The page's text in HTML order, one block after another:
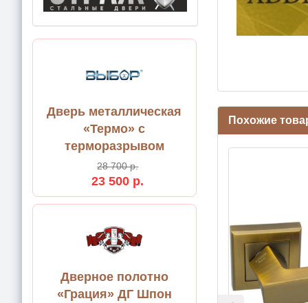
Дверь металлическая
«Термо» с
терморазрывом
28 700 р.
23 500 р.
Дверное полотно
«Грация» ДГ Шпон
Похожие